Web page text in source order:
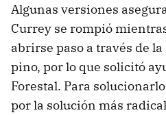
Algunas versiones
Currey se rompió
abrirse paso a través de
pino, por lo que solicitó
Forestal. Para
por la solución más